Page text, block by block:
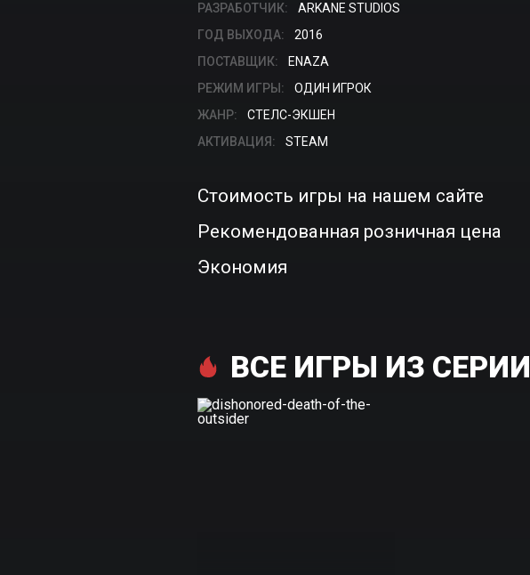
РАЗРАБОТЧИК:
ARKANE STUDIOS
ГОД ВЫХОДА:
2016
ПОСТАВЩИК:
ENAZA
РЕЖИМ ИГРЫ:
ОДИН ИГРОК
ЖАНР:
СТЕЛС-ЭКШЕН
АКТИВАЦИЯ:
STEAM
Стоимость игры на нашем сайте
Рекомендованная розничная цена
Экономия
ВСЕ ИГРЫ ИЗ СЕРИИ